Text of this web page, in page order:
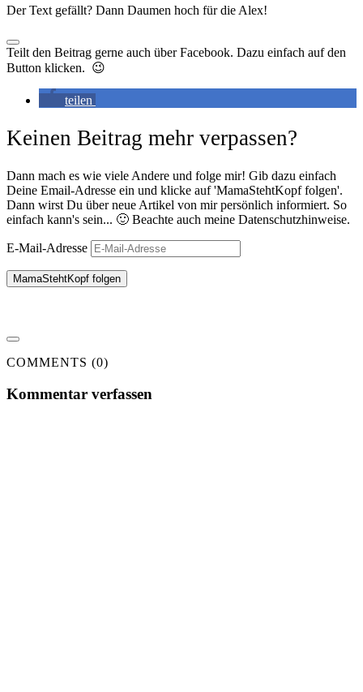
Der Text gefällt? Dann Daumen hoch für die Alex!
Teilt den Beitrag gerne auch über Facebook. Dazu einfach auf den
Button klicken. 😉
teilen
Keinen Beitrag mehr verpassen?
Dann mach es wie viele Andere und folge mir! Gib dazu einfach
Deine Email-Adresse ein und klicke auf 'MamaStehtKopf folgen'.
Dann wirst Du über neue Artikel von mir persönlich informiert. So
einfach kann's sein... 🙂 Beachte auch meine Datenschutzhinweise.
E-Mail-Adresse
MamaStehtKopf folgen
COMMENTS (0)
Kommentar verfassen